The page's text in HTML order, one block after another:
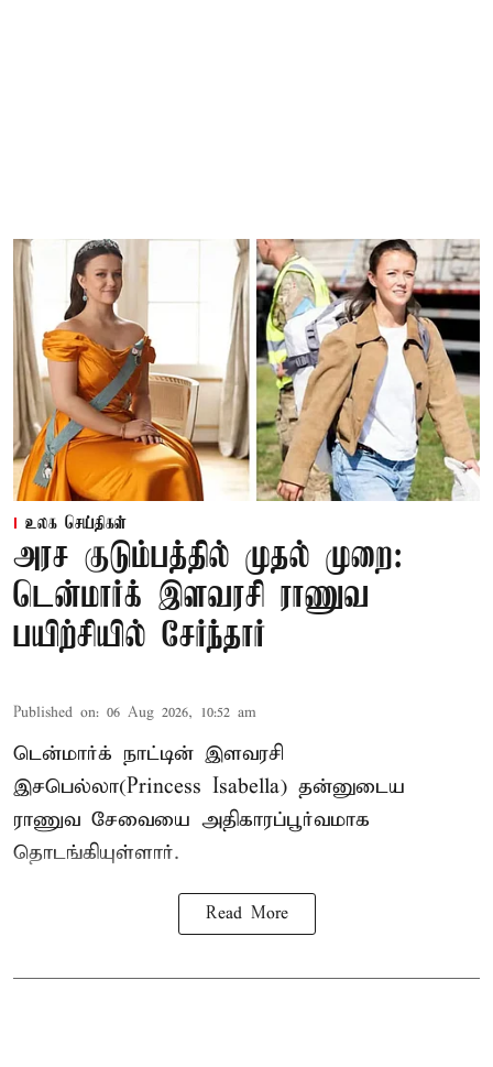
உலக செய்திகள்
அரச குடும்பத்தில் முதல் முறை:
டென்மார்க் இளவரசி ராணுவ
பயிற்சியில் சேர்ந்தார்
Published on: 06 Aug 2026, 10:52 am
டென்மார்க் நாட்டின் இளவரசி
இசபெல்லா(Princess Isabella) தன்னுடைய
ராணுவ சேவையை அதிகாரப்பூர்வமாக
தொடங்கியுள்ளார்.
Read More